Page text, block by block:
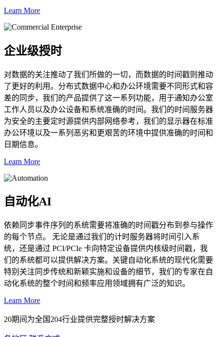
Learn More
企业级授时
对数据的关注推动了我们所做的一切，而数据的时间戳则推动
了更好的利用。分布式数据中心和办公环境需要不同形式和容
差的同步，我们的产品提供了这一系列功能，用于通知办公室
工作人员以及办公设备和系统准确的时间。我们的时间服务器
为安全的主要定时源提供内部网络参考，我们的显示器在标准
办公环境以及一系列恶劣和更艰苦的环境中提供准确的时间和
日期信息。
Learn More
自动化AI
依赖同步事件序列的系统需要将准确的时间戳分布到参与操作
的每个节点。 无论是通过我们的计时服务器将时间引入系
统，还是通过 PCI/PCIe 卡向特定设备提供内核级时间戳，我
们的系统都可以提供解决方案。关键自动化系统的现代化需要
特别关注同步传统和新颖实施和设备的细节，我们的专家在自
动化系统的整个时间和频率应用领域拥有广泛的知识。
Learn More
20期间为全国204行业提供完整授时解决方案